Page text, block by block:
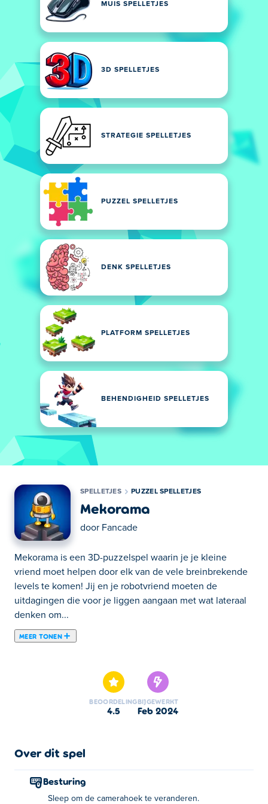
MUIS SPELLETJES
3D SPELLETJES
STRATEGIE SPELLETJES
PUZZEL SPELLETJES
DENK SPELLETJES
PLATFORM SPELLETJES
BEHENDIGHEID SPELLETJES
SPELLETJES PUZZEL SPELLETJES
Mekorama
door Fancade
Mekorama is een 3D-puzzelspel waarin je je kleine
vriend moet helpen door elk van de vele breinbrekende
levels te komen! Jij en je robotvriend moeten de
uitdagingen die voor je liggen aangaan met wat lateraal
denken om...
MEER TONEN
levels te komen! Jij en je robotvriend moeten de
uitdagingen die voor je liggen aangaan met wat lateraal
denken om deze moeilijke levels te verslaan! Elke puzzel
vervolgens heen moet! Verzamel de sterren in elke
puzzels maken of levels spelen die zijn gemaakt door
een aantal puzzelmeesters! Laten we eens kijken hoe
BEOORDELING
4.5
BIJGEWERKT
feb 2024
Over dit spel
Besturing
Sleep om de camerahoek te veranderen.